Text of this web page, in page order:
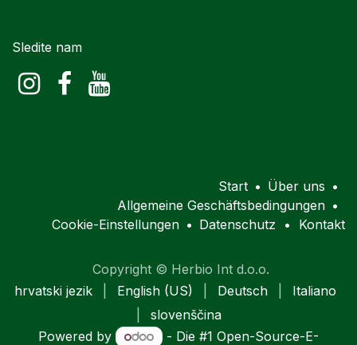
Sledite nam
Start • Über uns •
Allgemeine Geschäftsbedingungen •
Cookie-Einstellungen • Datenschutz • Kontakt
Copyright © Herbio Int d.o.o.
hrvatski jezik
English (US) Deutsch
Italiano
slovenščina
Powered by
- Die #1Open-Source-E-